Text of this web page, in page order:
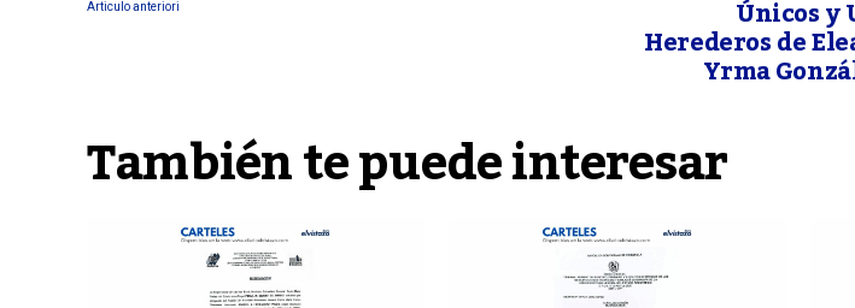
Articulo anteriori Únicos y
Herederos de
Yrma
También te puede interesar